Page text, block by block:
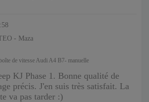
- Maza
de vitesse Audi A4 B7- manuelle
KJ Phase 1. Bonne qualité de
précis. J'en suis très satisfait. La
va pas tarder :)